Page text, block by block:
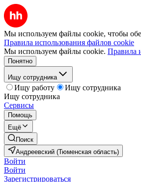
Мы используем файлы cookie, чтобы
Правила использования файлов cookie
Мы используем файлы cookie. Правила
Понятно
Ищу сотрудника
Ищу работу
Ищу сотрудника
Ищу сотрудника
Сервисы
Помощь
Ещё
Поиск
Андреевский (Тюменская область)
Войти
Войти
Зарегистрироваться